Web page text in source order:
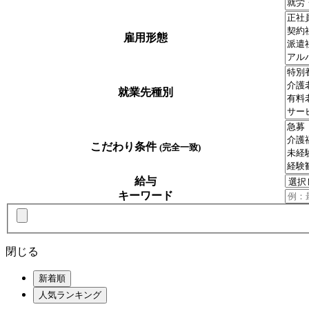
雇用形態
就業先種別
こだわり条件 (完全一致)
給与
キーワード
閉じる
新着順
人気ランキング